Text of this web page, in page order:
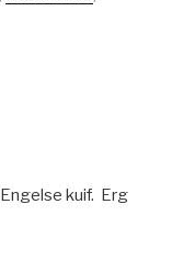
kuif. Erg